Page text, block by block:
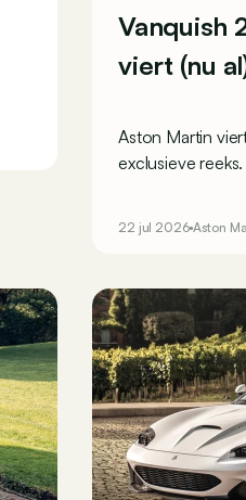
Vanquish
viert (nu
Aston Martin
exclusieve
22 jul 2026 Aston